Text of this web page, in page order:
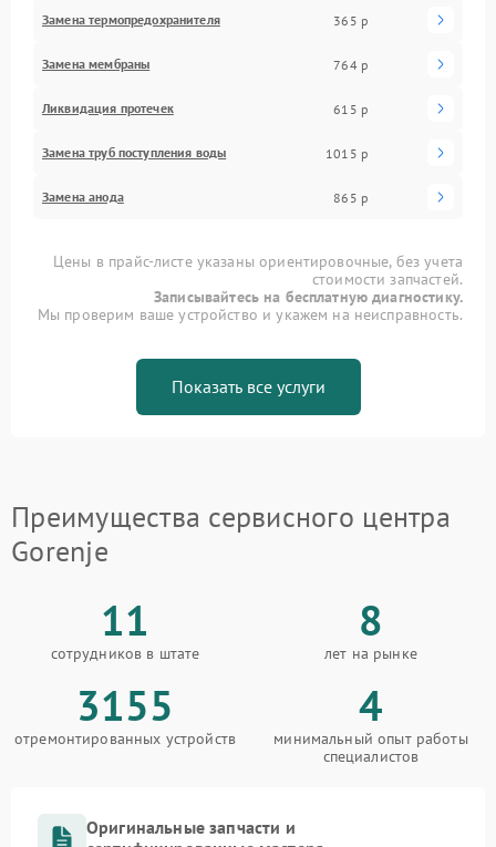
Замена термопредохранителя 365 р
Замена мембраны 764 р
Ликвидация протечек 615 р
Замена труб поступления воды 1015 р
Замена анода 865 р
Цены в прайс-листе указаны ориентировочные, без учета
стоимости запчастей.
Записывайтесь на бесплатную диагностику.
Мы проверим ваше устройство и укажем на неисправность.
Показать все услуги
Преимущества сервисного центра
Gorenje
11
сотрудников в штате
8
лет на рынке
3155
отремонтированных устройств
4
минимальный опыт работы
специалистов
Оригинальные запчасти и